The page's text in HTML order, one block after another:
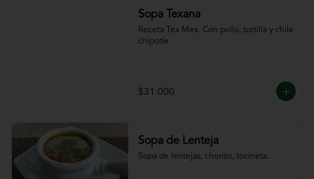
Sopa Texana
Receta Tex Mex. Con pollo, tortilla y chile
chipotle
$31.000
Sopa de Lenteja
Sopa de lentejas, chorizo, tocineta.